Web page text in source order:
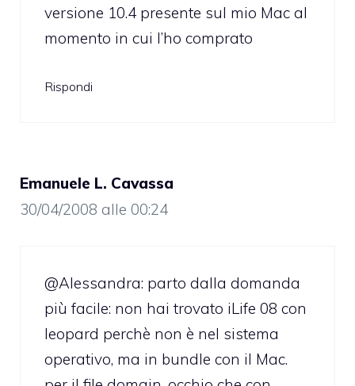
versione 10.4 presente sul mio Mac al
momento in cui l’ho comprato
Rispondi
Emanuele L. Cavassa
30/04/2008 alle 00:24
@Alessandra: parto dalla domanda
più facile: non hai trovato iLife 08 con
leopard perchè non è nel sistema
operativo, ma in bundle con il Mac.